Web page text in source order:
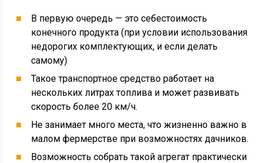
В первую очередь — это себестоимость
конечного продукта (при условии использования
недорогих комплектующих, и если делать
самому)
Такое транспортное средство работает на
нескольких литрах топлива и может развивать
скорость более 20 км/ч.
Не занимает много места, что жизненно важно в
малом фермерстве при возможностях дачников.
Возможность собрать такой агрегат практически